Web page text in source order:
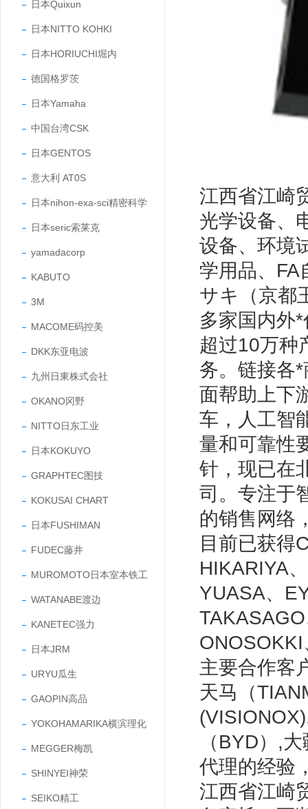
日本Quixun
日本NITTO KOHKI
日本HORIUCHI堀内
德国格罗茨
日本Yamaha
中国台湾CSK
日本GENTOS
意大利 AT0S
日本nihon-exa-sci精密科学
日本seric索莱克
yamadacorp
KABUTO
3M
MACOME码控美
DKK东亚电波
九州日東株式会社
OKANO冈野
NITTO日东工业
日本KOKUYO
GRAPHTEC图技
KOKUSAI CHART
日本FUSHIMAN
FUDEC藤井
MUROMOTO日本室本铁工
WATANABE渡边
KANETEC强力
日本JRM
URYU瓜生
GAOPIN高品
YOKOHAMARIKA横滨理化
MEGGER梅凯
SHINYEI神荣
SEIKO精工
江西省江崎
光学设备、
设备、环境
学用品、FA
サキ（京都
多家国内外
超过10万种
务。链接各
面帮助上下
车，人工智
量和可靠性
针，现已在
司。专注于
的销售网络
目前已获得
HIKARIYA
YUASA、
主要合作客
天马（
（BYD）,
代理的经验
江西省江崎